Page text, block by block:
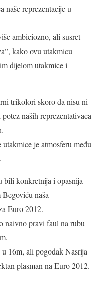
reprezentacije u
ambiciozno, ali susret
kako ovu utakmicu
dijelom utakmice i
trikolori skoro da nisu ni
naših reprezentativaca
je atmosferu među
bili konkretnija i opasnija
naša
Euro 2012.
naivno pravi faul na rubu
16m, ali pogodak Nasrija
plasman na Euro 2012.